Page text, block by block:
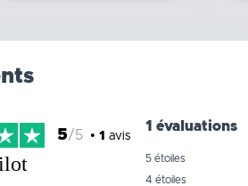
5/5 • 1 avis
1 évaluations
5 étoiles
4 étoiles